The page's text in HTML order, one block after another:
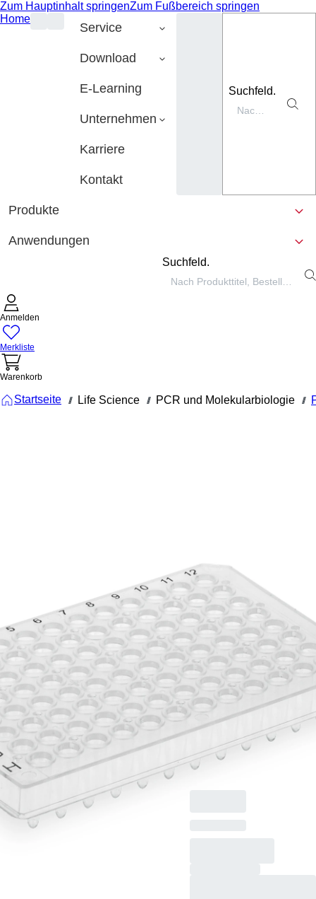
Zum Hauptinhalt springenZum Fußbereich springen
Home
Service
Download
E-Learning
Unternehmen
Karriere
Kontakt
Suchfeld.
Produkte
Anwendungen
Suchfeld.
Anmelden
Merkliste
Warenkorb
Startseite /// Life Science /// PCR und Molekularbiologie ///
High
200 µl, PCR
Tested, PP
PCR-Platte Halbrand,
96 Well, transparent,
High Profile, 200 µl,
PCR Performance
Tested, Material: PP,
flaches Deck, 5